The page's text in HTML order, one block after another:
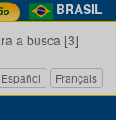
BRASIL
a busca [3]
Español Français